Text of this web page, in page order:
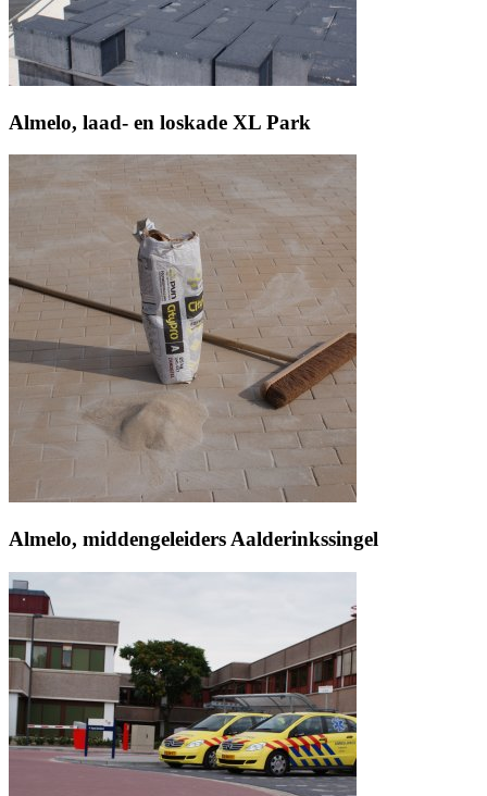
Almelo, laad- en loskade XL Park
Almelo, middengeleiders Aalderinkssingel